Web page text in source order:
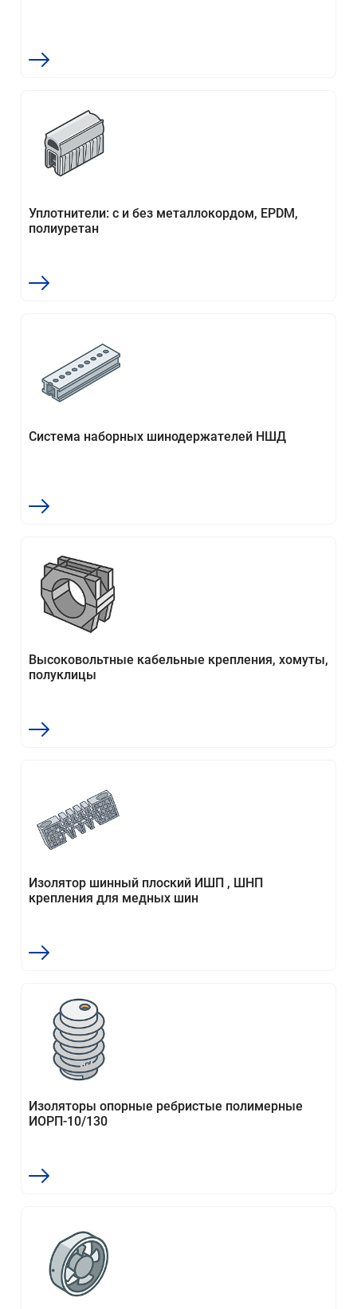
Уплотнители: с и без металлокордом, EPDM,
полиуретан
Система наборных шинодержателей НШД
Высоковольтные кабельные крепления, хомуты,
полуклицы
Изолятор шинный плоский ИШП , ШНП
крепления для медных шин
Изоляторы опорные ребристые полимерные
ИОРП-10/130